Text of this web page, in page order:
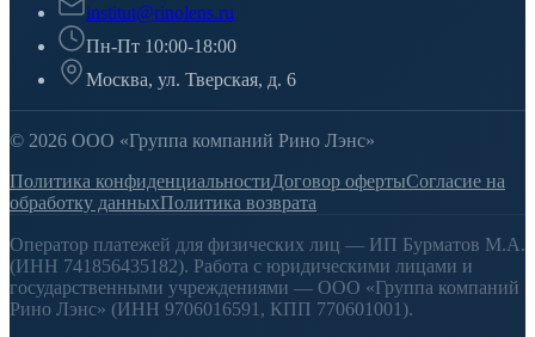
institut@rinolens.ru
Пн-Пт 10:00-18:00
Москва, ул. Тверская, д. 6
© 2026 ООО «Группа компаний Рино Лэнс»
Политика конфиденциальностиДоговор офертыСогласие на
обработку данныхПолитика возврата
Оператор платежей для физических лиц — ИП Бурматов М.А.
(ИНН 741856435182). Работа с юридическими лицами и
государственными учреждениями — ООО «Группа компаний
Рино Лэнс» (ИНН 9706016591, КПП 770601001).